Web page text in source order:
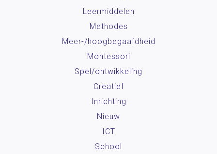
Leermiddelen
Methodes
Meer-/hoog­begaafdheid
Montessori
Spel/ontwikkeling
Creatief
Inrichting
Nieuw
ICT
School